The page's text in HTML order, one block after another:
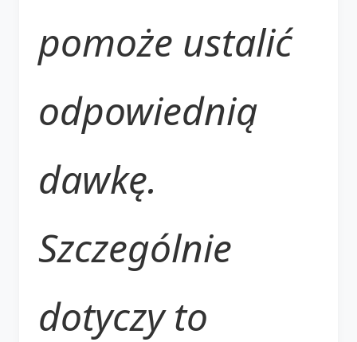
pomoże ustalić
odpowiednią
dawkę.
Szczególnie
dotyczy to